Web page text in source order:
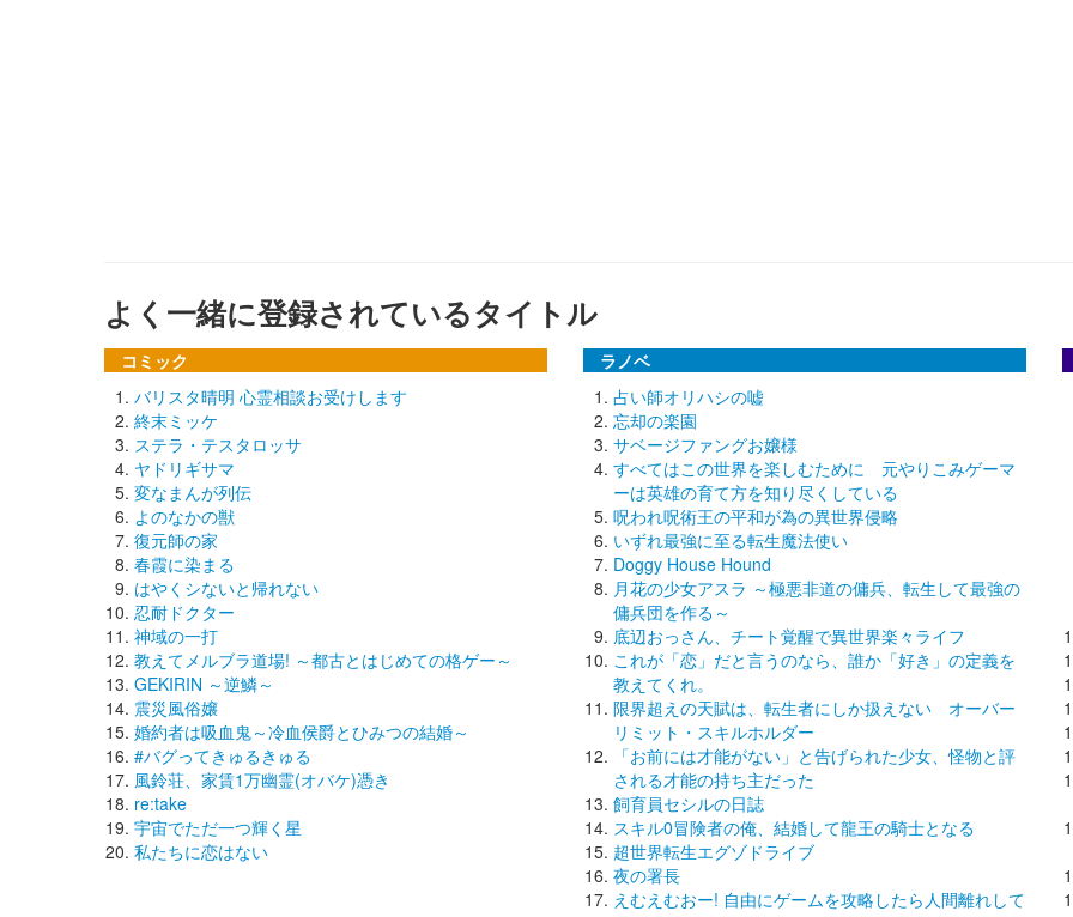
よく一緒に登録されているタイトル
コミック
バリスタ晴明 心霊相談お受けします
終末ミッケ
ステラ・テスタロッサ
ヤドリギサマ
変なまんが列伝
よのなかの獣
復元師の家
春霞に染まる
はやくシないと帰れない
忍耐ドクター
神域の一打
教えてメルブラ道場! ～都古とはじめての格ゲー～
GEKIRIN ～逆鱗～
震災風俗嬢
婚約者は吸血鬼～冷血侯爵とひみつの結婚～
#バグってきゅるきゅる
風鈴荘、家賃1万幽霊(オバケ)憑き
re:take
宇宙でただ一つ輝く星
私たちに恋はない
ラノベ
占い師オリハシの嘘
忘却の楽園
サベージファングお嬢様
すべてはこの世界を楽しむために 元やりこみゲーマ
ーは英雄の育て方を知り尽くしている
呪われ呪術王の平和が為の異世界侵略
いずれ最強に至る転生魔法使い
Doggy House Hound
月花の少女アスラ ～極悪非道の傭兵、転生して最強の
傭兵団を作る～
底辺おっさん、チート覚醒で異世界楽々ライフ
これが「恋」だと言うのなら、誰か「好き」の定義を
教えてくれ。
限界超えの天賦は、転生者にしか扱えない オーバー
リミット・スキルホルダー
「お前には才能がない」と告げられた少女、怪物と評
される才能の持ち主だった
飼育員セシルの日誌
スキル0冒険者の俺、結婚して龍王の騎士となる
超世界転生エグゾドライブ
夜の署長
えむえむおー! 自由にゲームを攻略したら人間離れして